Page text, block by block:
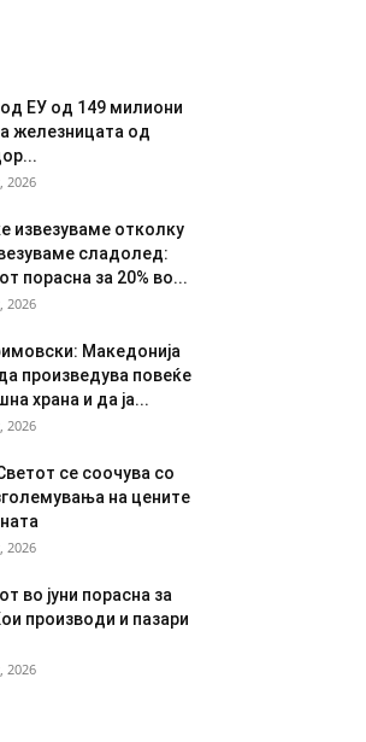
од ЕУ од 149 милиони
железницата од
2026
извезуваме отколку
сладолед:
порасна за 20% во...
2026
Македонија
произведува повеќе
храна и да ја...
2026
се соочува со
на цените
2026
во јуни порасна за
производи и пазари
2026